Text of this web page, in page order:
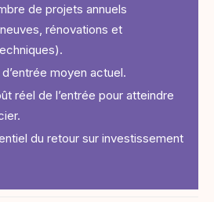
de projets annuels
rénovations et
moyen actuel.
réel de l’entrée pour atteindre
du retour sur investissement